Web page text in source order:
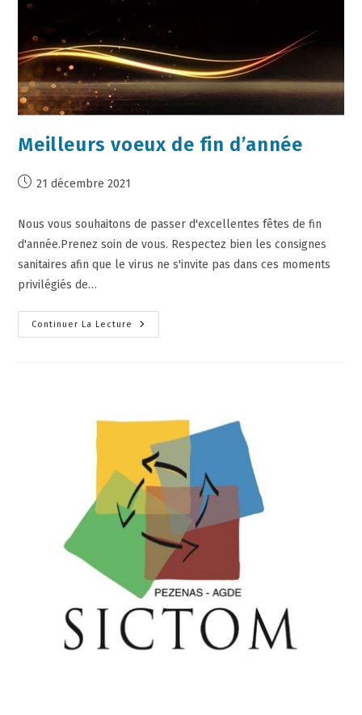
Meilleurs voeux de fin d’année
21 décembre 2021
Nous vous souhaitons de passer d'excellentes fêtes de fin
d'année.Prenez soin de vous. Respectez bien les consignes
sanitaires afin que le virus ne s'invite pas dans ces moments
privilégiés de…
Continuer La Lecture